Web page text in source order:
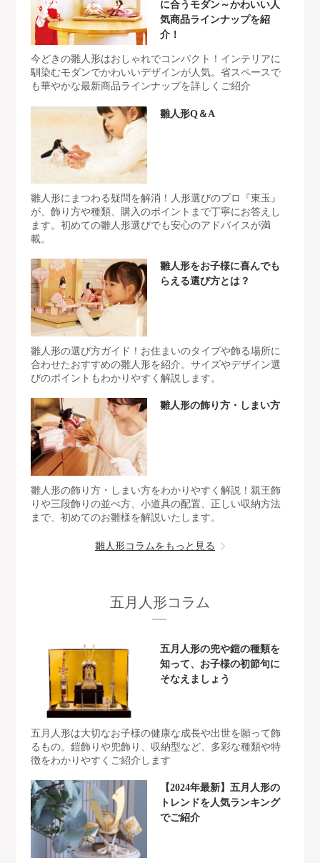
に合うモダン～かわいい人
気商品ラインナップを紹
介！
今どきの雛人形はおしゃれでコンパクト！インテリアに
馴染むモダンでかわいいデザインが人気。省スペースで
も華やかな最新商品ラインナップを詳しくご紹介
雛人形Q＆A
雛人形にまつわる疑問を解消！人形選びのプロ『東玉』
が、飾り方や種類、購入のポイントまで丁寧にお答えし
ます。初めての雛人形選びでも安心のアドバイスが満
載。
雛人形をお子様に喜んでも
らえる選び方とは？
雛人形の選び方ガイド！お住まいのタイプや飾る場所に
合わせたおすすめの雛人形を紹介。サイズやデザイン選
びのポイントもわかりやすく解説します。
雛人形の飾り方・しまい方
雛人形の飾り方・しまい方をわかりやすく解説！親王飾
りや三段飾りの並べ方、小道具の配置、正しい収納方法
まで、初めてのお雛様を解説いたします。
雛人形コラムをもっと見る
五月人形コラム
五月人形の兜や鎧の種類を
知って、お子様の初節句に
そなえましょう
五月人形は大切なお子様の健康な成長や出世を願って飾
るもの。鎧飾りや兜飾り、収納型など、多彩な種類や特
徴をわかりやすくご紹介します
【2024年最新】五月人形の
トレンドを人気ランキング
でご紹介